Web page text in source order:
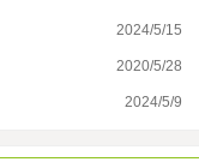
2024/5/15
2020/5/28
2024/5/9